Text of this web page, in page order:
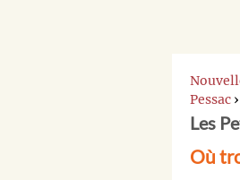
Pessac ›
Les
Où